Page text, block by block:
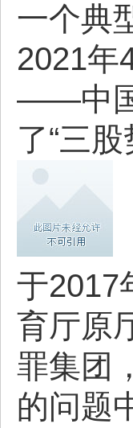
一个典
2021年
——中国
了“三
于2017
育厅原
罪集团
的问题